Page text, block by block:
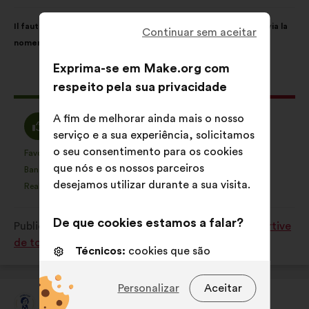
Conteúdo
da
proposta:
Il faut davantage mettre en avant les rôle-modèles féminins via la
nomenclature des équipements sportifs
Esta
recebeu:
98 votos
repartição
é
Concordo
:
proposta
em:
Favorita
: 9
vezes
Banalidade
: 4
vezes
Realista
: 9
vezes
Voto
neutro
:
proposta
em:
Sem opinião
:vezes
Não compreendi
:vezes
Indiferente
:vezes
Publicado em Comment favoriser la pratique sportive
de tous les Français en 2024 et après ?
Alice Milliat
Continuar sem aceitar
Exprima-se em Make.org com
respeito pela sua privacidade
A fim de melhorar ainda mais o nosso
serviço e a sua experiência, solicitamos
o seu consentimento para os cookies
que nós e os nossos parceiros
desejamos utilizar durante a sua visita.
De que cookies estamos a falar?
Técnicos: cookies que são
do sitio Internet
Aceitar
Personalizar